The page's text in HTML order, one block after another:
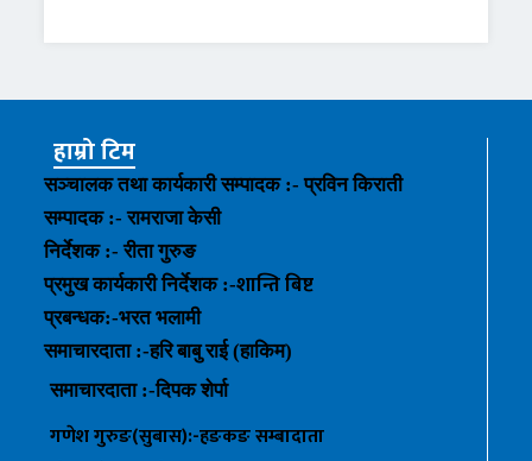
हाम्रो टिम
सञ्चालक तथा कार्यकारी सम्पादक :- प्रविन किराती
सम्पादक :- रामराजा केसी
निर्देशक :- रीता गुरुङ
प्रमुख कार्यकारी निर्देशक :-शान्ति बिष्ट
प्रबन्धक:-भरत भलामी
समाचारदाता :-हरि बाबु राई (हाकिम)
समाचारदाता :-दिपक शेर्पा
गणेश गुरुङ(सुबास):-हङकङसम्बादाता